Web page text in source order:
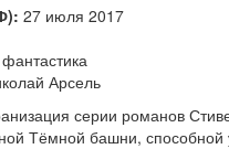
27 июля 2017
Арсель
серии романов
Тёмной башни,